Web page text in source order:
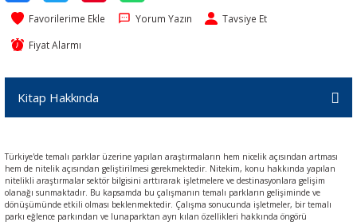
Yorum Yazın Tavsiye Et
Fiyat Alarmı
Kitap Hakkında
Türkiye'de temalı parklar üzerine yapılan araştırmaların hem nicelik açısından artması
hem de nitelik açısından geliştirilmesi gerekmektedir. Nitekim, konu hakkında yapılan
nitelikli araştırmalar sektör bilgisini arttırarak işletmelere ve destinasyonlara gelişim
olanağı sunmaktadır. Bu kapsamda bu çalışmanın temalı parkların gelişiminde ve
dönüşümünde etkili olması beklenmektedir. Çalışma sonucunda işletmeler, bir temalı
parkı eğlence parkından ve lunaparktan ayrı kılan özellikleri hakkında öngörü